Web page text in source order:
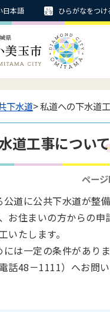
日本語 ひらがなをつけ
下水道> 私道への下水道
道工事について
ペー
道に公共下水道が整
お住まいの方からの申
いたします。
は一定の条件がありま
話48－1111）へお問